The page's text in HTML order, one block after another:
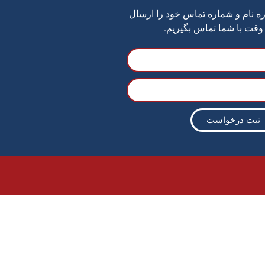
نام و شماره تماس خود را ارسال
وقت با شما تماس بگیریم.
ثبت درخواست